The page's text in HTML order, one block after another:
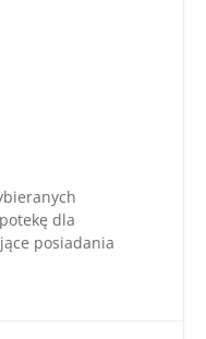
dla
posiadania